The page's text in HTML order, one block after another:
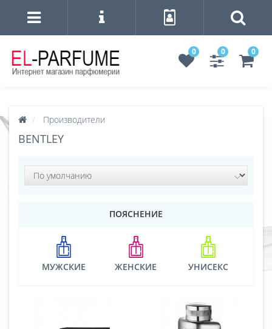
0 0 0
Производители
BENTLEY
ПОЯСНЕНИЕ
МУЖСКИЕ ЖЕНСКИЕ УНИСЕКС